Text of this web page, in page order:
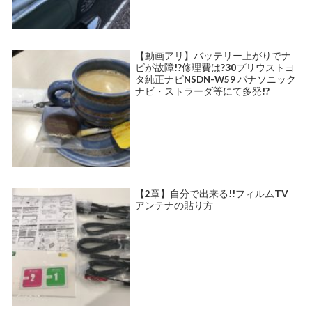
【動画アリ】バッテリー上がりでナ
ビが故障!?修理費は?30プリウストヨ
タ純正ナビNSDN-W59 パナソニック
ナビ・ストラーダ等にて多発!?
【2章】自分で出来る!!フィルムTV
アンテナの貼り方